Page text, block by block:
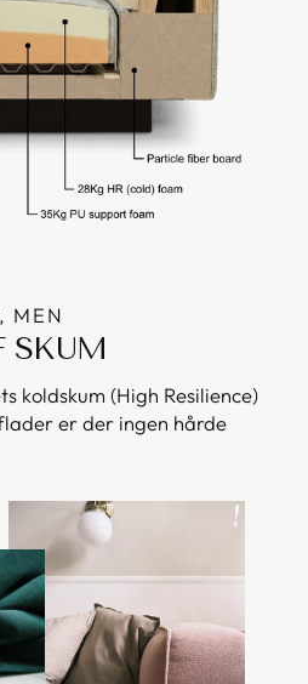
MEN
SKUM
koldskum (High Resilience)
er der ingen hårde